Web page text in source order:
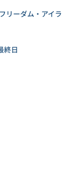
リーダム・アイラ
終日